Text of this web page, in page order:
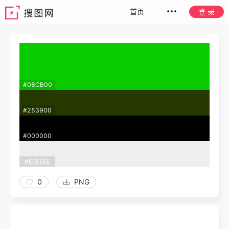
首页 登 录
#08CB00
#253900
#000000
#EEEEEE
0 PNG